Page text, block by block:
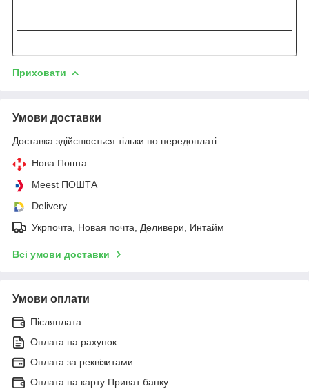
Приховати
Умови доставки
Доставка здійснюється тільки по передоплаті.
Нова Пошта
Meest ПОШТА
Delivery
Укрпочта, Новая почта, Деливери, Интайм
Всі умови доставки
Умови оплати
Післяплата
Оплата на рахунок
Оплата за реквізитами
Оплата на карту Приват банку